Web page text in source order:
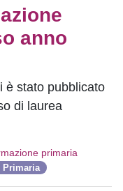
anno
è stato pubblicato
di laurea
primaria
Primaria